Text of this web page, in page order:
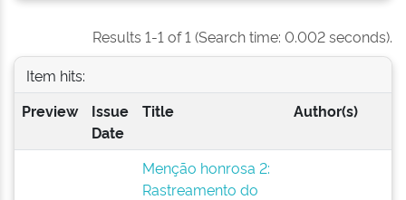
Results 1-1 of 1 (Search time: 0.002 seconds).
Item hits:
Preview
Issue
Date
Title Author(s)
Menção honrosa 2:
Rastreamento do